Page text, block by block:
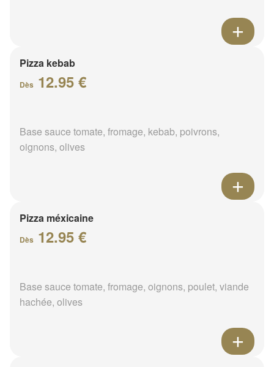
Pizza kebab
Dès 12.95 €
Base sauce tomate, fromage, kebab, poivrons,
oignons, olives
Pizza méxicaine
Dès 12.95 €
Base sauce tomate, fromage, oignons, poulet, viande
hachée, olives